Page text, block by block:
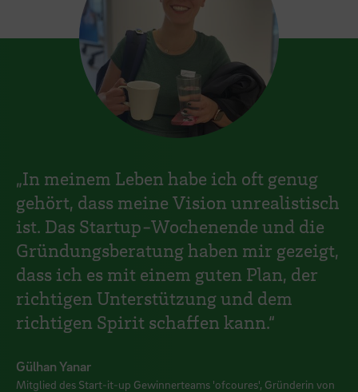
„In meinem Leben habe ich oft genug
gehört, dass meine Vision unrealistisch
ist. Das Startup-Wochenende und die
Gründungsberatung haben mir gezeigt,
dass ich es mit einem guten Plan, der
richtigen Unterstützung und dem
richtigen Spirit schaffen kann.“
Gülhan Yanar
Mitglied des Start-it-up Gewinnerteams 'ofcoures', Gründerin von